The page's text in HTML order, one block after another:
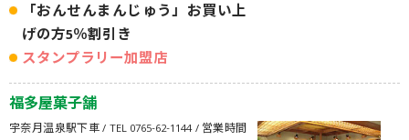
「おんせんまんじゅう」お買い上
げの方5％割引き
スタンプラリー加盟店
福多屋菓子舗
宇奈月温泉駅下車 / TEL 0765-62-1144 / 営業時間